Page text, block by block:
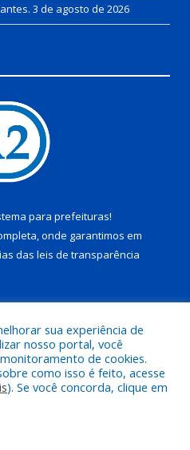
3 de agosto de 2026
para prefeituras!
onde garantimos em
das leis de transparência
Prefeitura Municipal de Juruti.
Administrativa
sua experiência de
nosso portal, você
de cookies.
como isso é feito, acesse
). Se você concorda, clique em